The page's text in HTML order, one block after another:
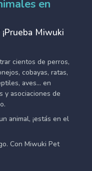
en
Miwuki
cientos de perros,
cobayas, ratas,
aves... en
y asociaciones de
animal, ¡estás en el
Con Miwuki Pet